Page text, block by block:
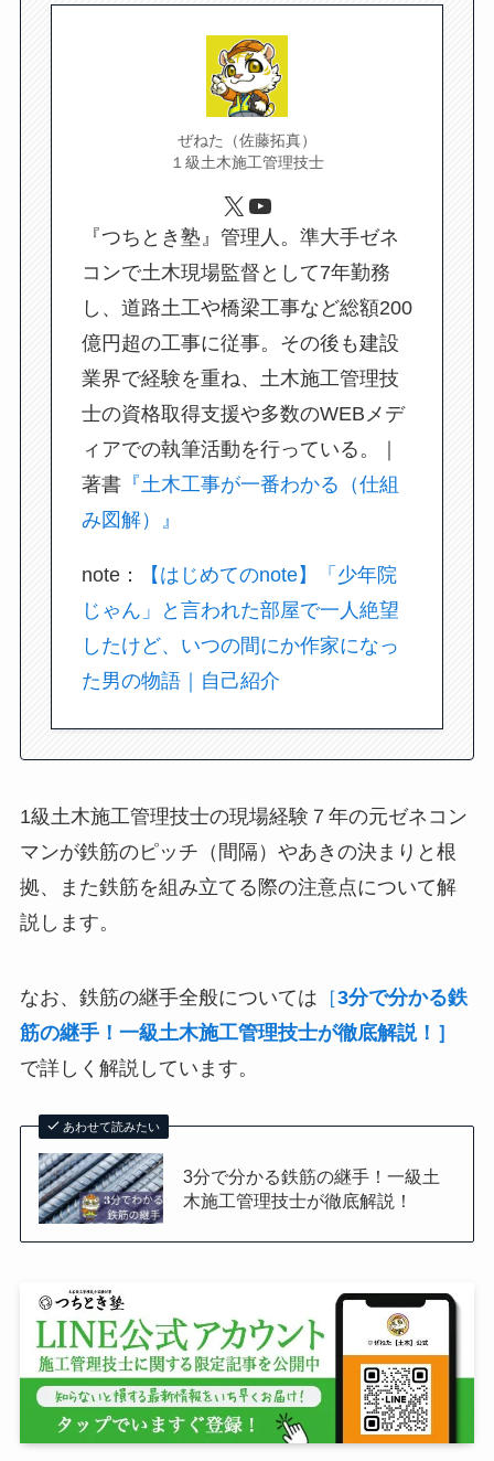
ぜねた（佐藤拓真）
１級土木施工管理技士
X YouTube
『つちとき塾』管理人。準大手ゼネ
コンで土木現場監督として7年勤務
し、道路土工や橋梁工事など総額200
億円超の工事に従事。その後も建設
業界で経験を重ね、土木施工管理技
士の資格取得支援や多数のWEBメデ
ィアでの執筆活動を行っている。｜
著書『土木工事が一番わかる（仕組
み図解）』
note：
【はじめてのnote】「少年院
じゃん」と言われた部屋で一人絶望
したけど、いつの間にか作家になっ
た男の物語｜自己紹介
1級土木施工管理技士の現場経験７年の元ゼネコン
マンが鉄筋のピッチ（間隔）やあきの決まりと根
拠、また鉄筋を組み立てる際の注意点について解
説します。
なお、鉄筋の継手全般については ［3分で分かる鉄
筋の継手！一級土木施工管理技士が徹底解説！］
で詳しく解説しています。
あわせて読みたい
3分で分かる鉄筋の継手！一級土
木施工管理技士が徹底解説！